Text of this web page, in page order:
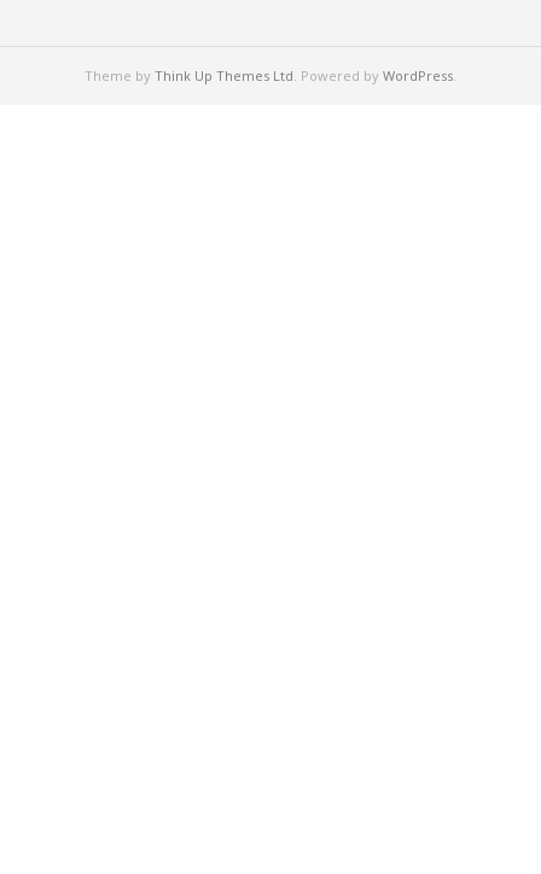
Theme by Think Up Themes Ltd . Powered by WordPress